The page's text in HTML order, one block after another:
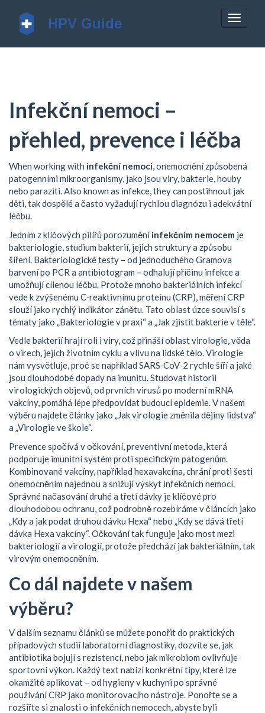
Infekční nemoci –
přehled, prevence i léčba
When working with infekční nemoci,onemocnění způsobená
patogenními mikroorganismy, jako jsou viry, bakterie, houby
nebo paraziti. Also known as infekce, they can postihnout jak
děti, tak dospělé a často vyžadují rychlou diagnózu i adekvátní
léčbu.
Jedním z klíčových pilířů porozuměníinfekčním nemocem je
bakteriologie studium bakterií, jejich struktury a způsobu
šíření. Bakteriologické testy – od jednoduchého Gramova
barvení po PCR a antibiotogram – odhalují příčinu infekce a
umožňují cílenou léčbu. Protože mnoho bakteriálních infekcí
vede k zvýšenému C‑reaktivnímu proteinu (CRP), měření CRP
slouží jako rychlý indikátor zánětu. Tato oblast úzce souvisí s
tématy jako „Bakteriologie v praxi“ a „Jak zjistit bakterie v těle“.
Vedle bakterií hrají roli i viry, což přináší oblastvirologie,věda
o virech, jejich životním cyklu a vlivu na lidské tělo. Virologie
nám vysvětluje, proč se například SARS‑CoV‑2 rychle šíří a jaké
jsou dlouhodobé dopady na imunitu. Studovat historii
virologických objevů, od prvních virusů po moderní mRNA
vakcíny, pomáhá lépe předpovídat budoucí epidemie. V našem
výběru najdete články jako „Jak virologie změnila dějiny lidstva“
a „Virologie ve škole“.
Prevence spočívá vočkování, preventivní metoda, která
podporuje imunitní systém proti specifickým patogenům
Kombinované vakcíny, například hexavakcína, chrání proti šesti
onemocněním najednou a snižují výskyt infekčních nemocí.
Správné načasování druhé a třetí dávky je klíčové pro
dlouhodobou ochranu, což podrobně rozebíráme v článcích jako
„Kdy a jak podat druhou dávku Hexa“ nebo „Kdy se dává třetí
dávka Hexa vakcíny“. Očkování tak funguje jako most mezi
bakteriologií a virologií, protože předchází jak bakteriálním, tak
virovým onemocněním.
Co dál najdete v našem
výběru?
V dalším seznamu článků se můžete ponořit do praktických
případových studií laboratorní diagnostiky, dozvíte se, jak
antibiotika bojují s rezistencí, nebo jak mikrobiom ovlivňuje
sportovní výkon. Každý text nabízí konkrétní tipy, které lze
okamžitě aplikovat – od hygieny v kuchyni po správné
používání CRP jako monitorovacího nástroje. Ponořte se a
rozšiřte si znalosti o infekčních nemocech, abyste byli